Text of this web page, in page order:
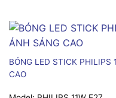
BÓNG LED STICK PHILIPS
CAO